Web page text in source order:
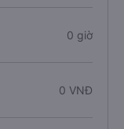
0 giờ
0 VNĐ